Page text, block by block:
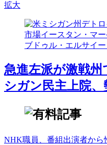
拡大
急進左派が激戦
シガン民主上院、
NHK職員、番組出演者か